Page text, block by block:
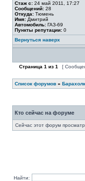
Стаж с: 24 май 2011, 17:27
Сообщений: 28
Откуда: Тюмень
Имя: Дмитрий
Автомобиль: ГАЗ-69
Пункты репутации: 0
Вернуться наверх
Страница 1 из 1 [
Список форумов »
Кто сейчас на форуме
Сейчас этот форум
Найти: